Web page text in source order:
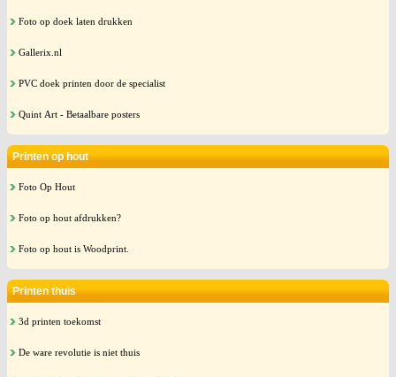
Foto op doek laten drukken
Gallerix.nl
PVC doek printen door de specialist
Quint Art - Betaalbare posters
Printen op hout
Foto Op Hout
Foto op hout afdrukken?
Foto op hout is Woodprint.
Printen thuis
3d printen toekomst
De ware revolutie is niet thuis